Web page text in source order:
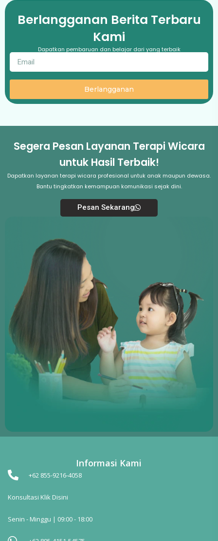
Berlangganan Berita Terbaru
Kami
Dapatkan pembaruan dan belajar dari yang terbaik
Berlangganan
Segera Pesan Layanan Terapi Wicara
untuk Hasil Terbaik!
Dapatkan layanan terapi wicara profesional untuk anak maupun dewasa.
Bantu tingkatkan kemampuan komunikasi sejak dini.
Pesan Sekarang
Informasi Kami
+62 855-9216-4058
Konsultasi Klik Disini
Senin - Minggu | 09:00 - 18:00